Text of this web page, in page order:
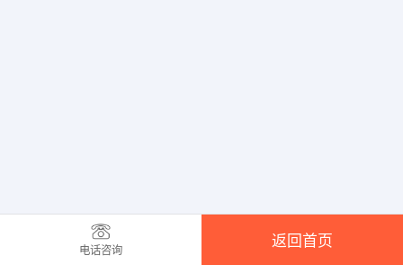
电话咨询
返回首页